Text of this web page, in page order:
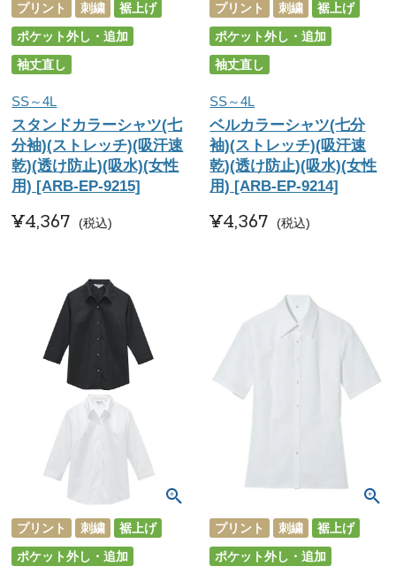
プリント 刺繍
裾上げ
ポケット外し・追加
袖丈直し
SS～4L
スタンドカラーシャツ(七
分袖)(ストレッチ)(吸汗速
乾)(透け防止)(吸水)(女性
用) [ARB-EP-9215]
¥4,367 税込
プリント 刺繍
裾上げ
ポケット外し・追加
袖丈直し
SS～4L
ベルカラーシャツ(七分
袖)(ストレッチ)(吸汗速
乾)(透け防止)(吸水)(女性
用) [ARB-EP-9214]
¥4,367 税込
プリント 刺繍
裾上げ
ポケット外し・追加
プリント 刺繍
裾上げ
ポケット外し・追加